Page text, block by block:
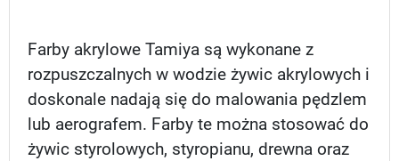
Farby akrylowe Tamiya są wykonane z
rozpuszczalnych w wodzie żywic akrylowych i
doskonale nadają się do malowania pędzlem
lub aerografem. Farby te można stosować do
żywic styrolowych, styropianu, drewna oraz